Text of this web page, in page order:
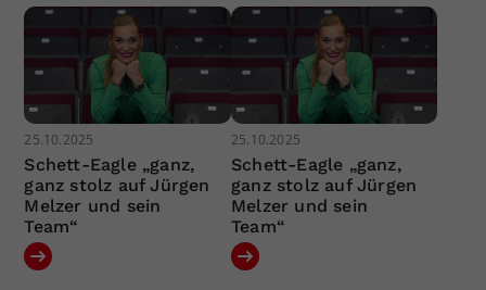
25.10.2025
Schett-Eagle „ganz,
ganz stolz auf Jürgen
Melzer und sein
Team“
25.10.2025
Schett-Eagle „ganz,
ganz stolz auf Jürgen
Melzer und sein
Team“